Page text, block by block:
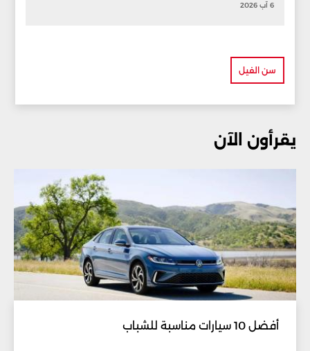
6 آب 2026
سن الفيل
يقرأون الآن
أفضل 10 سيارات مناسبة للشباب